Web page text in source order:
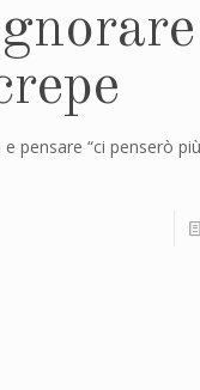
pensare “ci penserò